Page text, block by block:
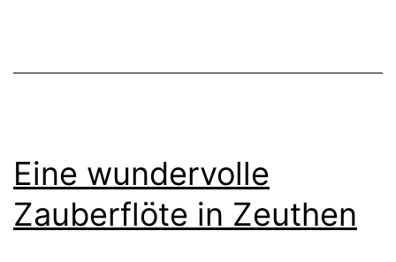
Eine wundervolle
Zauberflöte in Zeuthen